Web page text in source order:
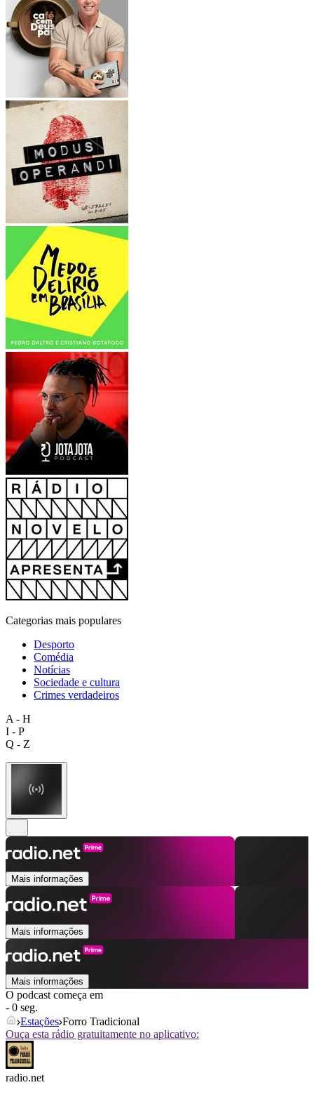
Categorias mais populares
Desporto
Comédia
Notícias
Sociedade e cultura
Crimes verdadeiros
A - H
I - P
Q - Z
Mais informações
Mais informações
Mais informações
O podcast começa em
- 0 seg.
Estações Forro Tradicional
Ouça esta rádio gratuitamente no aplicativo:
radio.net